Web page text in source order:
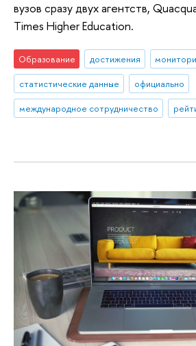
вузов сразу двух агентств,
Times Higher Education.
Образование достижения
статистические данные
официально
международное сотрудничество